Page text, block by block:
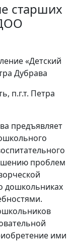
старших
«Детский
Дубрава
п.г.т. Петра
предъявляет
проблем
дошкольниках
ими